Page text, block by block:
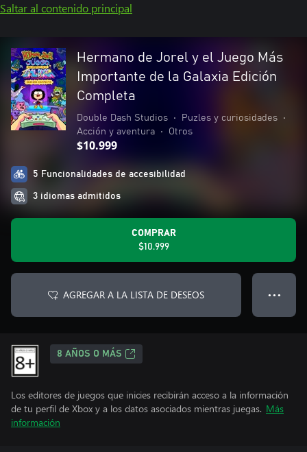
Saltar al contenido principal
Hermano de Jorel y el Juego Más
Importante de la Galaxia Edición
Completa
Double Dash Studios • Puzles y curiosidades
•
Acción y aventura
• Otros
$10.999
5 Funcionalidades de accesibilidad
3 idiomas admitidos
COMPRAR
$10.999
AGREGAR A LA LISTA DE DESEOS ● ● ●
8 AÑOS O MÁS
Los editores de juegos que inicies recibirán acceso a la información
de tu perfil de Xbox y a los datos asociados mientras juegas. Más
información